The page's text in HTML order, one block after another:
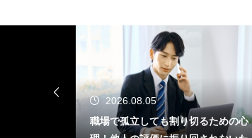
2026.08.05
職場で孤立しても割り切るための心